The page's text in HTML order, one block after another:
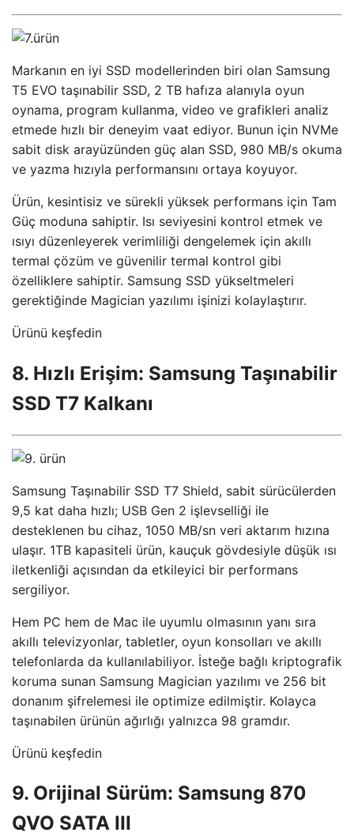
Markanın en iyi SSD modellerinden biri olan Samsung
T5 EVO taşınabilir SSD, 2 TB hafıza alanıyla oyun
oynama, program kullanma, video ve grafikleri analiz
etmede hızlı bir deneyim vaat ediyor. Bunun için NVMe
sabit disk arayüzünden güç alan SSD, 980 MB/s okuma
ve yazma hızıyla performansını ortaya koyuyor.
Ürün, kesintisiz ve sürekli yüksek performans için Tam
Güç moduna sahiptir. Isı seviyesini kontrol etmek ve
ısıyı düzenleyerek verimliliği dengelemek için akıllı
termal çözüm ve güvenilir termal kontrol gibi
özelliklere sahiptir. Samsung SSD yükseltmeleri
gerektiğinde Magician yazılımı işinizi kolaylaştırır.
Ürünü keşfedin
8. Hızlı Erişim: Samsung Taşınabilir
SSD T7 Kalkanı
Samsung Taşınabilir SSD T7 Shield, sabit sürücülerden
9,5 kat daha hızlı; USB Gen 2 işlevselliği ile
desteklenen bu cihaz, 1050 MB/sn veri aktarım hızına
ulaşır. 1TB kapasiteli ürün, kauçuk gövdesiyle düşük ısı
iletkenliği açısından da etkileyici bir performans
sergiliyor.
Hem PC hem de Mac ile uyumlu olmasının yanı sıra
akıllı televizyonlar, tabletler, oyun konsolları ve akıllı
telefonlarda da kullanılabiliyor. İsteğe bağlı kriptografik
koruma sunan Samsung Magician yazılımı ve 256 bit
donanım şifrelemesi ile optimize edilmiştir. Kolayca
taşınabilen ürünün ağırlığı yalnızca 98 gramdır.
Ürünü keşfedin
9. Orijinal Sürüm: Samsung 870
QVO SATA III